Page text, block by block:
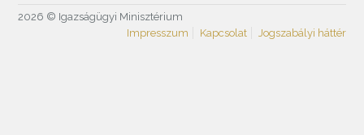
2026 © Igazságügyi Minisztérium
Impresszum
Kapcsolat Jogszabályi háttér